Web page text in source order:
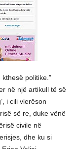
politike.”
në një artikull të së
i cili vlerëson
së re, duke vënë
civile në
dhe ku si